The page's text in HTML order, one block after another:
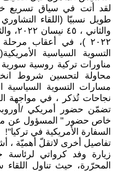
لقد أتت في سياق تسريع
٢٠٢٢ )، في أعقاب
التسوية السياسية
مناورات تركية روسية
محاولة لتحسين شروط
مسارات التسوية السياسية
نجاحات تُذكر ، في مواجهة
تضمّن حضور أمريكي /
خاص حضور " المسؤول عن
السفارة الأمريكية في تركيا"!
تفاصيل أخرى لاتقلّ أهميّة ،
زيارة وفد كرواتي
المحرّرة، حيث تناول